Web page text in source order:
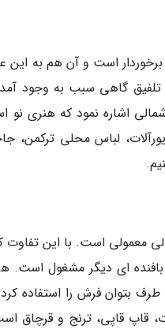
است و آن هم به این
تلفیق گاهی سبب به وجود
اشاره نمود که هنری نو
لباس محلی ترکمن،
معمولی است. با این
ای دیگر مشغول است.
بتوان فرش را استفاده
قاپ قاپی، ترنج و قرچاق